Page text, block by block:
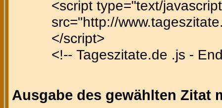
<script type="text/
src="http://
</script>
<!-- Tageszitate.de .js -
Ausgabe des gewählten Zitat